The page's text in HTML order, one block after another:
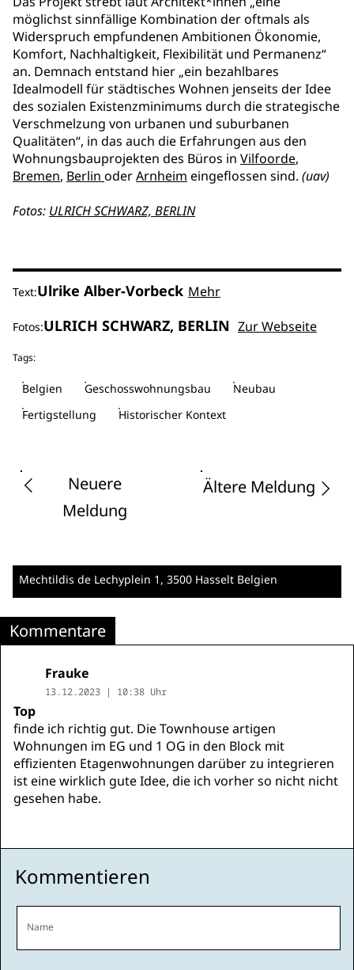
möglichst sinnfällige Kombination der oftmals als
Widerspruch empfundenen Ambitionen Ökonomie,
Komfort, Nachhaltigkeit, Flexibilität und Permanenz“
an. Demnach entstand hier „ein bezahlbares
Idealmodell für städtisches Wohnen jenseits der Idee
des sozialen Existenzminimums durch die strategische
Verschmelzung von urbanen und suburbanen
Qualitäten“, in das auch die Erfahrungen aus den
Wohnungsbauprojekten des Büros in Vilfoorde,
Bremen, Berlin oderArnheim eingeflossen sind. (uav)
Fotos: ULRICH SCHWARZ, BERLIN
Text:Ulrike Alber-Vorbeck Mehr
Fotos:ULRICH SCHWARZ, BERLIN Zur Webseite
Tags:
Belgien Geschosswohnungsbau
Neubau
Fertigstellung
Historischer Kontext
Neuere
Meldung
Ältere Meldung
Mechtildis de Lechyplein 1 , 3500 Hasselt Belgien
Kommentare
Frauke
13.12.2023 | 10:38 Uhr
Top
finde ich richtig gut. Die Townhouse artigen
Wohnungen im EG und 1 OG in den Block mit
effizienten Etagenwohnungen darüber zu integrieren
ist eine wirklich gute Idee, die ich vorher so nicht nicht
gesehen habe.
Kommentieren
Name